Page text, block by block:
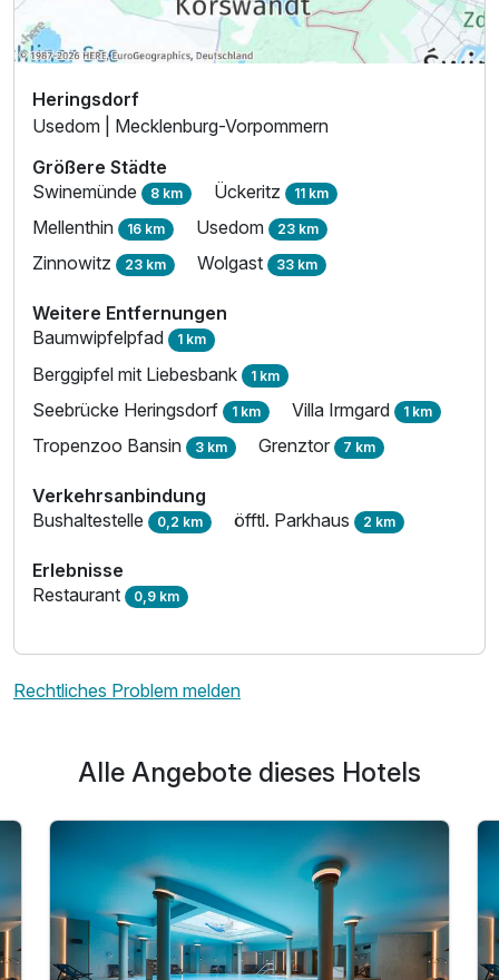
Heringsdorf
Usedom | Mecklenburg-Vorpommern
Größere Städte
Swinemünde 8 km Ückeritz 11 km
Mellenthin 16 km Usedom 23 km
Zinnowitz 23 km Wolgast 33 km
Weitere Entfernungen
Baumwipfelpfad 1 km
Berggipfel mit Liebesbank 1 km
Seebrücke Heringsdorf 1 km Villa Irmgard 1 km
Tropenzoo Bansin 3 km Grenztor 7 km
Verkehrsanbindung
Bushaltestelle 0,2 km öfftl. Parkhaus 2 km
Erlebnisse
Restaurant 0,9 km
Rechtliches Problem melden
Alle Angebote dieses Hotels